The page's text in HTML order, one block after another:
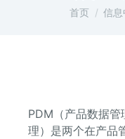
您在这里：
首页 信息
PDM（产品数据
理）是两个在产品